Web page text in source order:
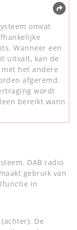
omvat
Wanneer een
uitvalt, kan de
het andere
afgeremd.
wordt
bereikt wann
DAB radio
gebruik van
in
De